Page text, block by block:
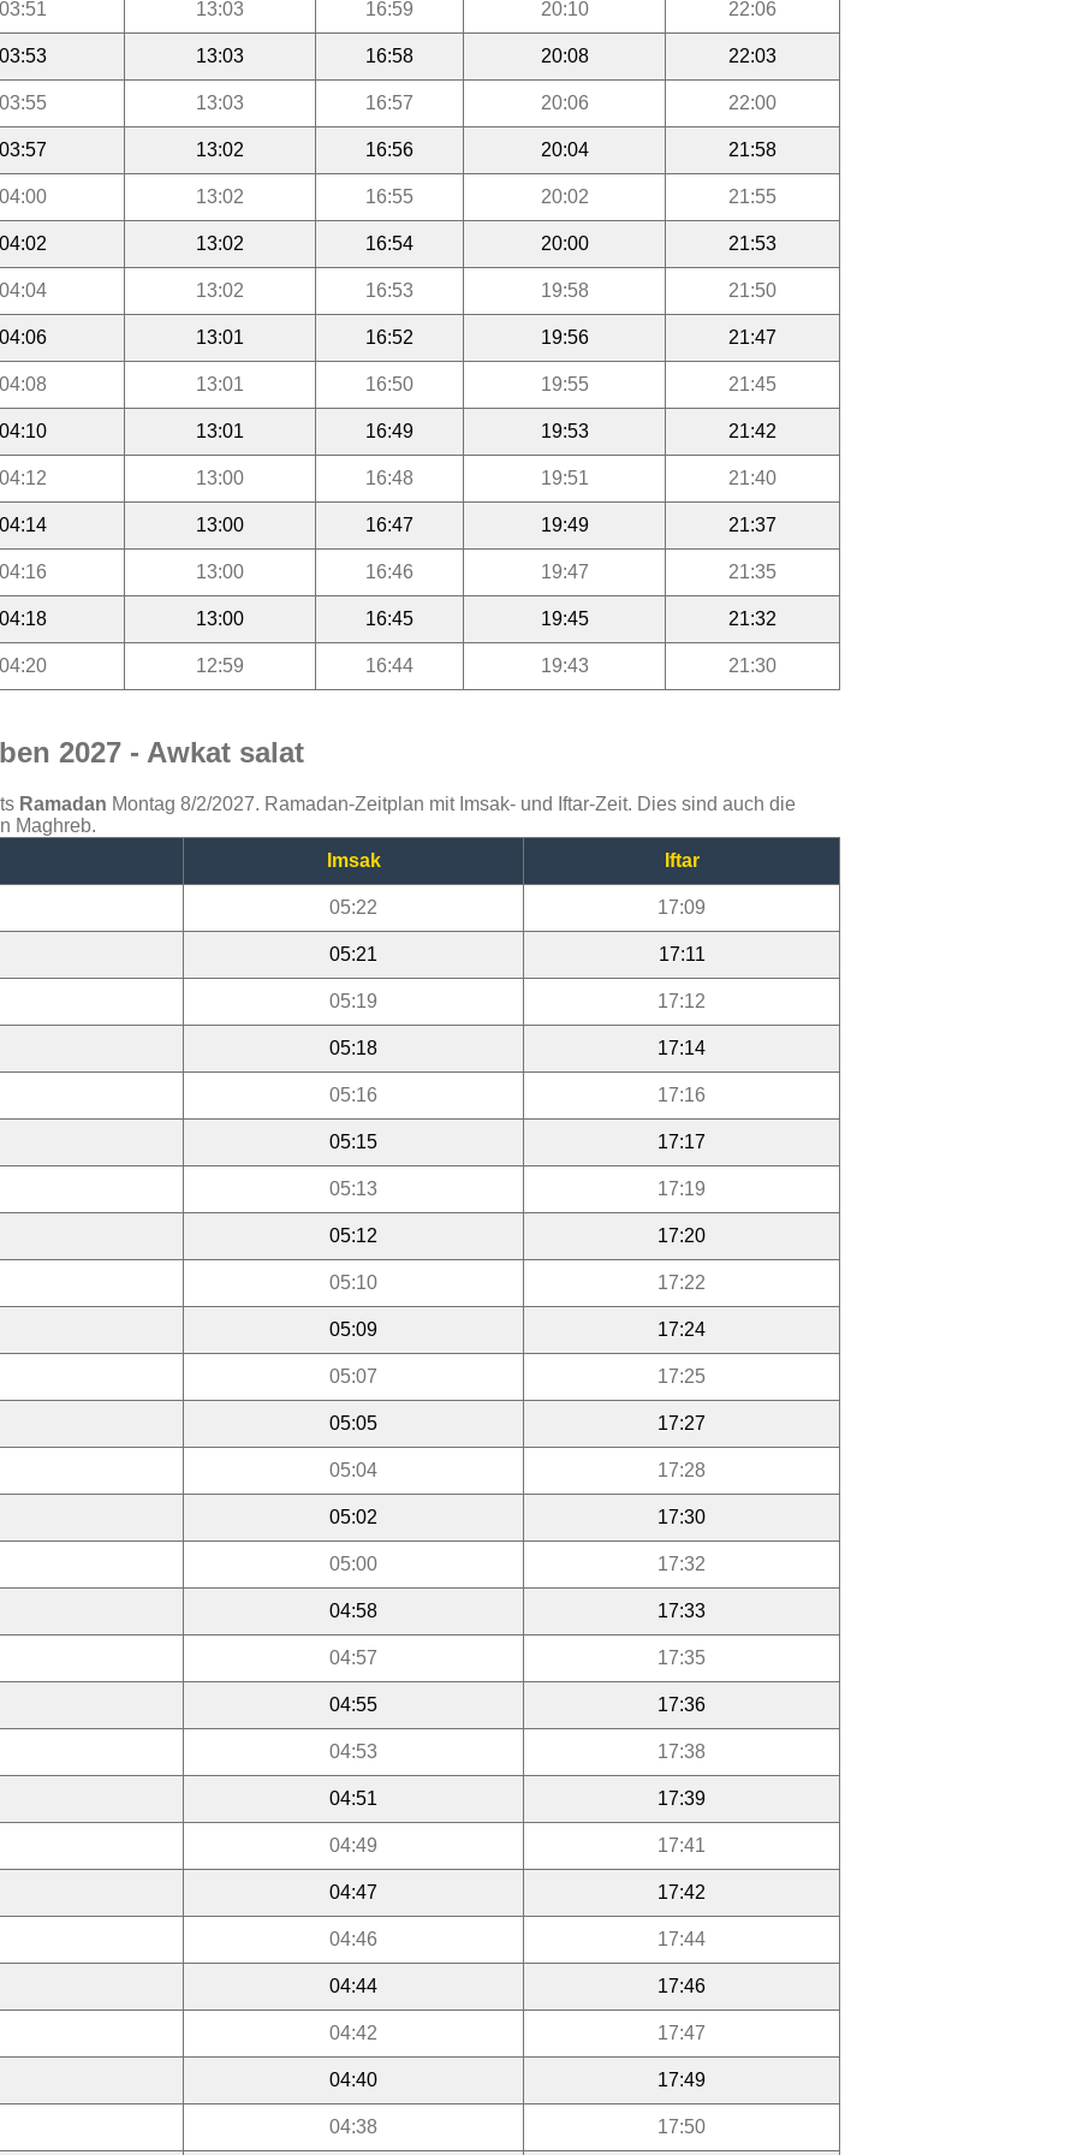
03:51 13:03 16:59 20:10 22:06
03:53 13:03 16:58 20:08 22:03
03:55 13:03 16:57 20:06 22:00
03:57 13:02 16:56 20:04 21:58
04:00 13:02 16:55 20:02 21:55
04:02 13:02 16:54 20:00 21:53
04:04 13:02 16:53 19:58 21:50
04:06 13:01 16:52 19:56 21:47
04:08 13:01 16:50 19:55 21:45
04:10 13:01 16:49 19:53 21:42
04:12 13:00 16:48 19:51 21:40
04:14 13:00 16:47 19:49 21:37
04:16 13:00 16:46 19:47 21:35
04:18 13:00 16:45 19:45 21:32
04:20 12:59 16:44 19:43 21:30
2027 - Awkat salat
Ramadan Montag 8/2/2027. Ramadan-Zeitplan mit Imsak- und Iftar-Zeit. Dies sind auch die
Maghreb.
Imsak
Iftar
05:22 17:09
05:21 17:11
05:19 17:12
05:18 17:14
05:16 17:16
05:15 17:17
05:13 17:19
05:12 17:20
05:10 17:22
05:09 17:24
05:07 17:25
05:05 17:27
05:04 17:28
05:02 17:30
05:00 17:32
04:58 17:33
04:57 17:35
04:55 17:36
04:53 17:38
04:51 17:39
04:49 17:41
04:47 17:42
04:46 17:44
04:44 17:46
04:42 17:47
04:40 17:49
04:38 17:50